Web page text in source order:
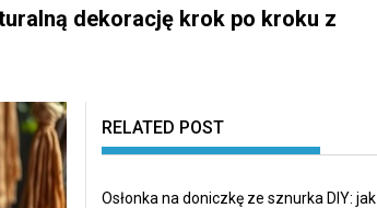
dekorację krok po kroku z
RELATED POST
Osłonka na doniczkę ze sznurka DIY: jak